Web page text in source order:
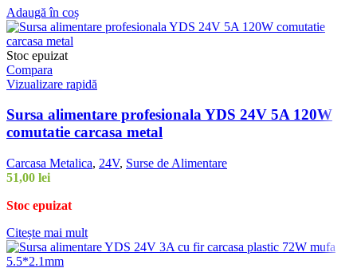
Adaugă în coș
Stoc epuizat
Compara
Vizualizare rapidă
Sursa alimentare profesionala YDS 24V 5A 120W
comutatie carcasa metal
Carcasa Metalica, 24V, Surse de Alimentare
51,00 lei
Stoc epuizat
Citește mai mult